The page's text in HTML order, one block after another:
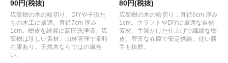
90円(税抜)
広葉樹の木の輪切り。DIYや子供た
ちの木工に最適。直径7cm 厚み
1cm。樹皮を綺麗に高圧洗浄済。広
葉樹は珍しい素材。山林管理で常時
在庫あり。天然木ならではの風合
い。
80円(税抜)
広葉樹の木の輪切り：直径6cm 厚み
1cm。クラフトやDIYに最適な自然
素材。手間かけた仕上げで繊細な樹
皮。豊富な在庫で安定供給。使い勝
手も抜群。